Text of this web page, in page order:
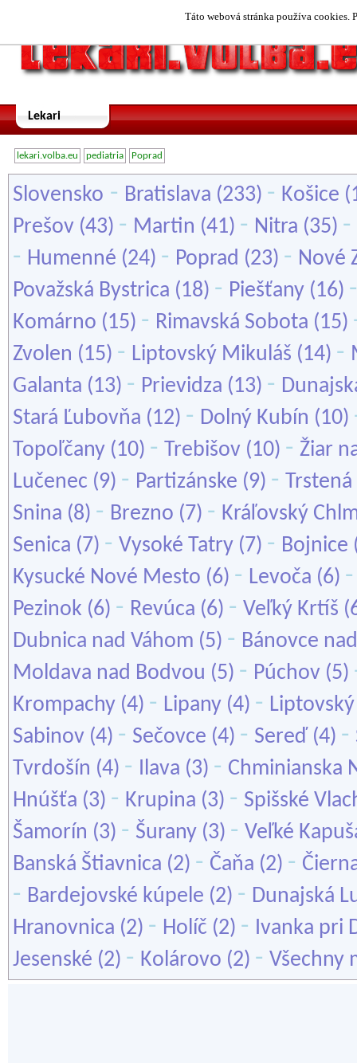
Táto webová stránka používa cookies.
Lekari
lekari.volba.eu pediatria Poprad
Slovensko - Bratislava (233) - Košice
Prešov (43) - Martin (41) - Nitra (35) -
- Humenné (24) - Poprad (23) - Nové
Považská Bystrica (18) - Piešťany (16)
Komárno (15) - Rimavská Sobota (15)
Zvolen (15) - Liptovský Mikuláš (14) -
Galanta (13) - Prievidza (13) -
Stará Ľubovňa (12) - Dolný Kubín (10)
Topoľčany (10) - Trebišov (10) - Žiar
Lučenec (9) - Partizánske (9) - Trstená
Snina (8) - Brezno (7) - Kráľovský
Senica (7) - Vysoké Tatry (7) - Bojnice
Kysucké Nové Mesto (6) - Levoča (6)
Pezinok (6) - Revúca (6) - Veľký Krtíš
Dubnica nad Váhom (5) - Bánovce
Moldava nad Bodvou (5) - Púchov (5)
Krompachy (4) - Lipany (4) -
Sabinov (4) - Sečovce (4) - Sereď (4) -
Tvrdošín (4) - Ilava (3) - Chminianska
Hnúšťa (3) - Krupina (3) - Spišské
Šamorín (3) - Šurany (3) - Veľké
Banská Štiavnica (2) - Čaňa (2) -
- Bardejovské kúpele (2) - Dunajská
Hranovnica (2) - Holíč (2) - Ivanka pri
Jesenské (2) - Kolárovo (2) - Všechny